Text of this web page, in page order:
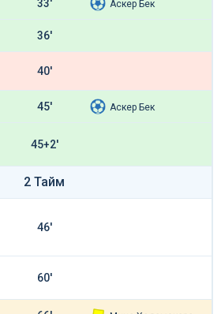
33' Аскер Бек
36'
40'
45' Аскер Бек
45+2'
2 Тайм
46'
60'